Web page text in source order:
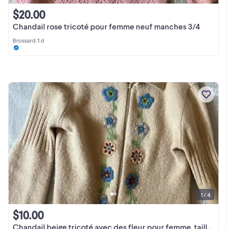
Chandail rose tricoté pour femme neuf manches 3/4
$20.00
Brossard•1 d
Chandail beige tricoté avec des fleur pour femme, taille petite.
$10.00
1 / 4